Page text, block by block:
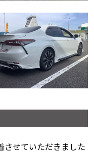
させていただきました